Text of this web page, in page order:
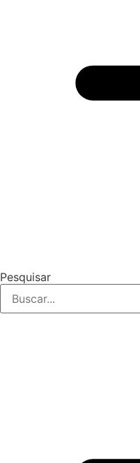
Pesquisar